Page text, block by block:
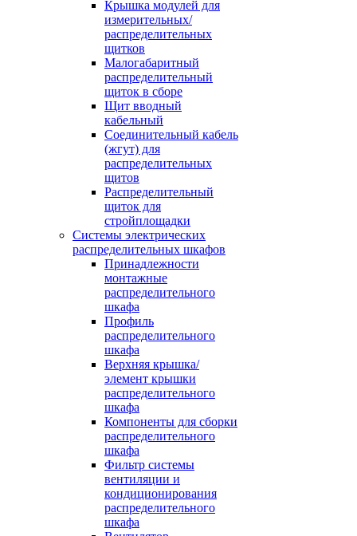
Крышка модулей для
измерительных/
распределительных
щитков
Малогабаритный
распределительный
щиток в сборе
Щит вводный
кабельный
Соединительный кабель
(жгут) для
распределительных
щитов
Распределительный
щиток для
стройплощадки
Системы электрических
распределительных шкафов
Принадлежности
монтажные
распределительного
шкафа
Профиль
распределительного
шкафа
Верхняя крышка/
элемент крышки
распределительного
шкафа
Компоненты для сборки
распределительного
шкафа
Фильтр системы
вентиляции и
кондиционирования
распределительного
шкафа